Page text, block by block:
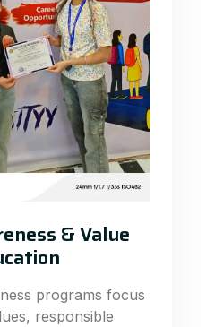
& Value
programs focus
responsible